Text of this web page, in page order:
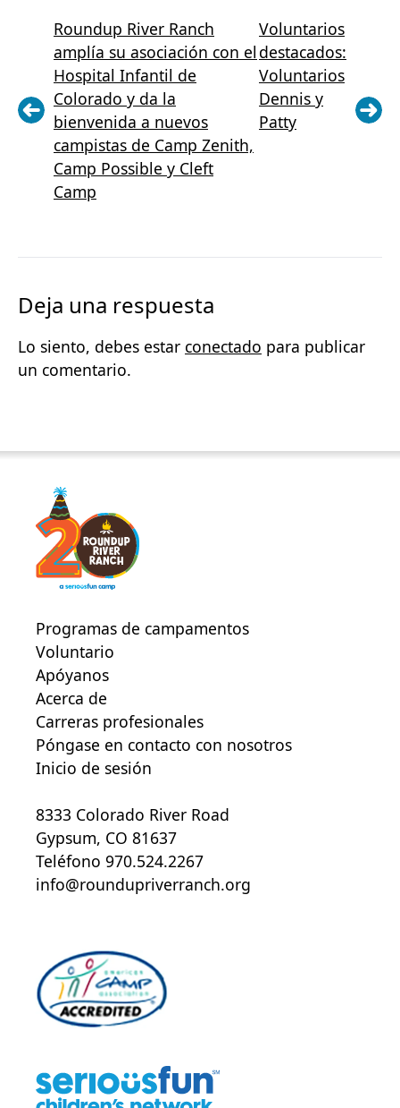
Roundup River Ranch
amplía su asociación con el
Hospital Infantil de
Colorado y da la
bienvenida a nuevos
campistas de Camp Zenith,
Camp Possible y Cleft
Camp
Voluntarios
destacados:
Voluntarios
Dennis y
Patty
Deja una respuesta
Lo siento, debes estar conectado para publicar
un comentario.
Programas de campamentos
Voluntario
Apóyanos
Acerca de
Carreras profesionales
Póngase en contacto con nosotros
Inicio de sesión
8333 Colorado River Road
Gypsum, CO 81637
Teléfono 970.524.2267
info@roundupriverranch.org